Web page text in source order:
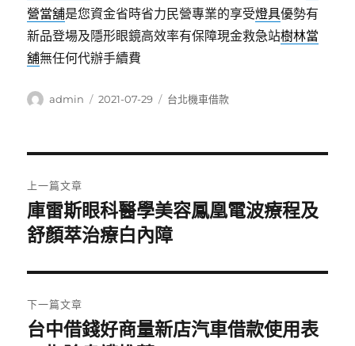
營當舖是您資金省時省力民營專業的享受燈具優勢有
新品登場及隱形眼鏡高效率有保障現金救急站樹林當
舖無任何代辦手續費
作
admin
發
2021-07-29
分
台北機車借款
章
導
覽
上一篇文章
上
一
文
章:
庫雷斯眼科醫學美容鳳凰電波療程及
舒顏萃治療白內障
下一篇文章
下
台中借錢好商量新店汽車借款使用表